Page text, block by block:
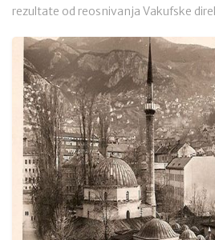
rezultate od reosnivanja Vakufske